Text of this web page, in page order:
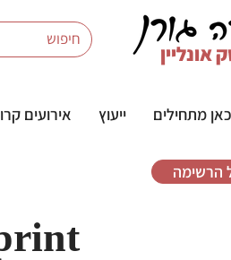
כאן מתחילים ייעוץ אירועים
הרשימה